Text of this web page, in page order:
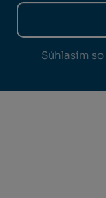
Súhlasím so